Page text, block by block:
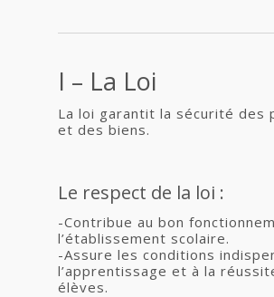
I – La Loi
La loi garantit la sécurité des
et des biens.
Le respect de la loi :
-Contribue au bon
l’établissement scolaire.
-Assure les conditions
l’apprentissage et à la
élèves.